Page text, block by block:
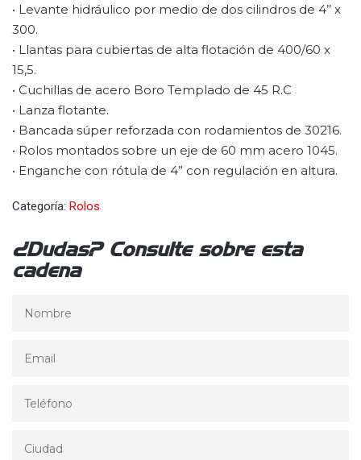
• Levante hidráulico por medio de dos cilindros de 4’’ x
300.
• Llantas para cubiertas de alta flotación de 400/60 x
15,5.
• Cuchillas de acero Boro Templado de 45 R.C
• Lanza flotante.
• Bancada súper reforzada con rodamientos de 30216.
• Rolos montados sobre un eje de 60 mm acero 1045.
• Enganche con rótula de 4” con regulación en altura.
Categoría: Rolos
¿Dudas? Consulte sobre esta
cadena